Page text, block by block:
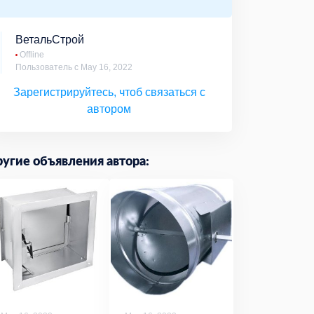
ВетальСтрой
Offline
Пользователь с May 16, 2022
Зарегистрируйтесь, чтоб связаться с
автором
объявления автора: